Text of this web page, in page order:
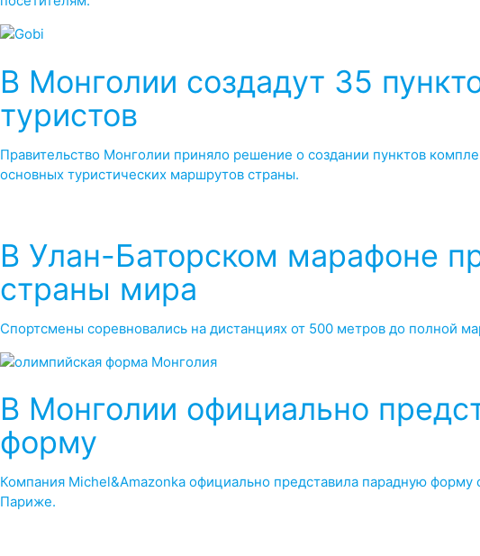
В Монголии создадут 35
туристов
Правительство Монголии приняло решение о создании пунктов
основных туристических маршрутов страны.
В Улан-Баторском марафоне
страны мира
Спортсмены соревновались на дистанциях от 500 метров до полной
В Монголии официально
форму
Компания Michel&Amazonka официально представила парадную
Париже.